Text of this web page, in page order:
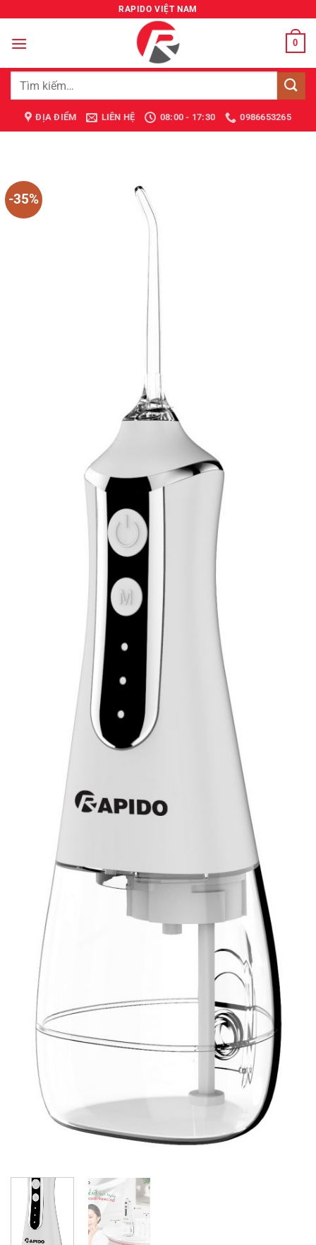
nội
RAPIDO VIỆT NAM
0
Tìm
ĐỊA ĐIỂM LIÊN HỆ 08:00 - 17:30 0986653265
-35%